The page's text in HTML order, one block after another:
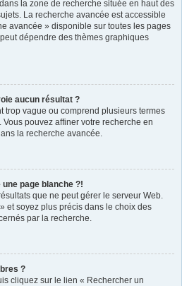
la zone de recherche située en haut des
La recherche avancée est accessible
avancée » disponible sur toutes les pages
dépendre des thèmes graphiques
aucun résultat ?
trop vague ou comprend plusieurs termes
pouvez affiner votre recherche en
la recherche avancée.
page blanche ?!
que ne peut gérer le serveur Web.
et soyez plus précis dans le choix des
par la recherche.
?
cliquez sur le lien « Rechercher un